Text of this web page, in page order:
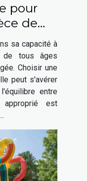
pour
de
toute la
sa capacité à
de tous âges
Choisir une
peut s'avérer
entre
approprié est